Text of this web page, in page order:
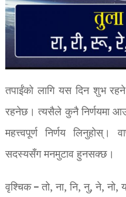
तपाईंको लागि यस दिन शुभ
रहनेछ। त्यसैले कुनै निर्णयमा
महत्त्वपूर्ण निर्णय लिनुहोस्।
सदस्यसँग मनमुटाव हुनसक्छ।
वृश्चिक – तो, ना, नि, नु, ने,